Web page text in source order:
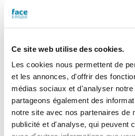
Ce site web utilise des cookies.
Les cookies nous permettent de
et les annonces, d'offrir des
médias sociaux et d'analyser
partageons également des
notre site avec nos partenaires de
publicité et d'analyse, qui peuvent
Retour d’expérience :
CH de l’Estran
Le centre hospitalier de
le 10 février 2026, un
terroriste de grande